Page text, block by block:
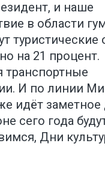
и наше
в области
на 21 процент.
транспортные
И по линии
идёт
сего года
Дни